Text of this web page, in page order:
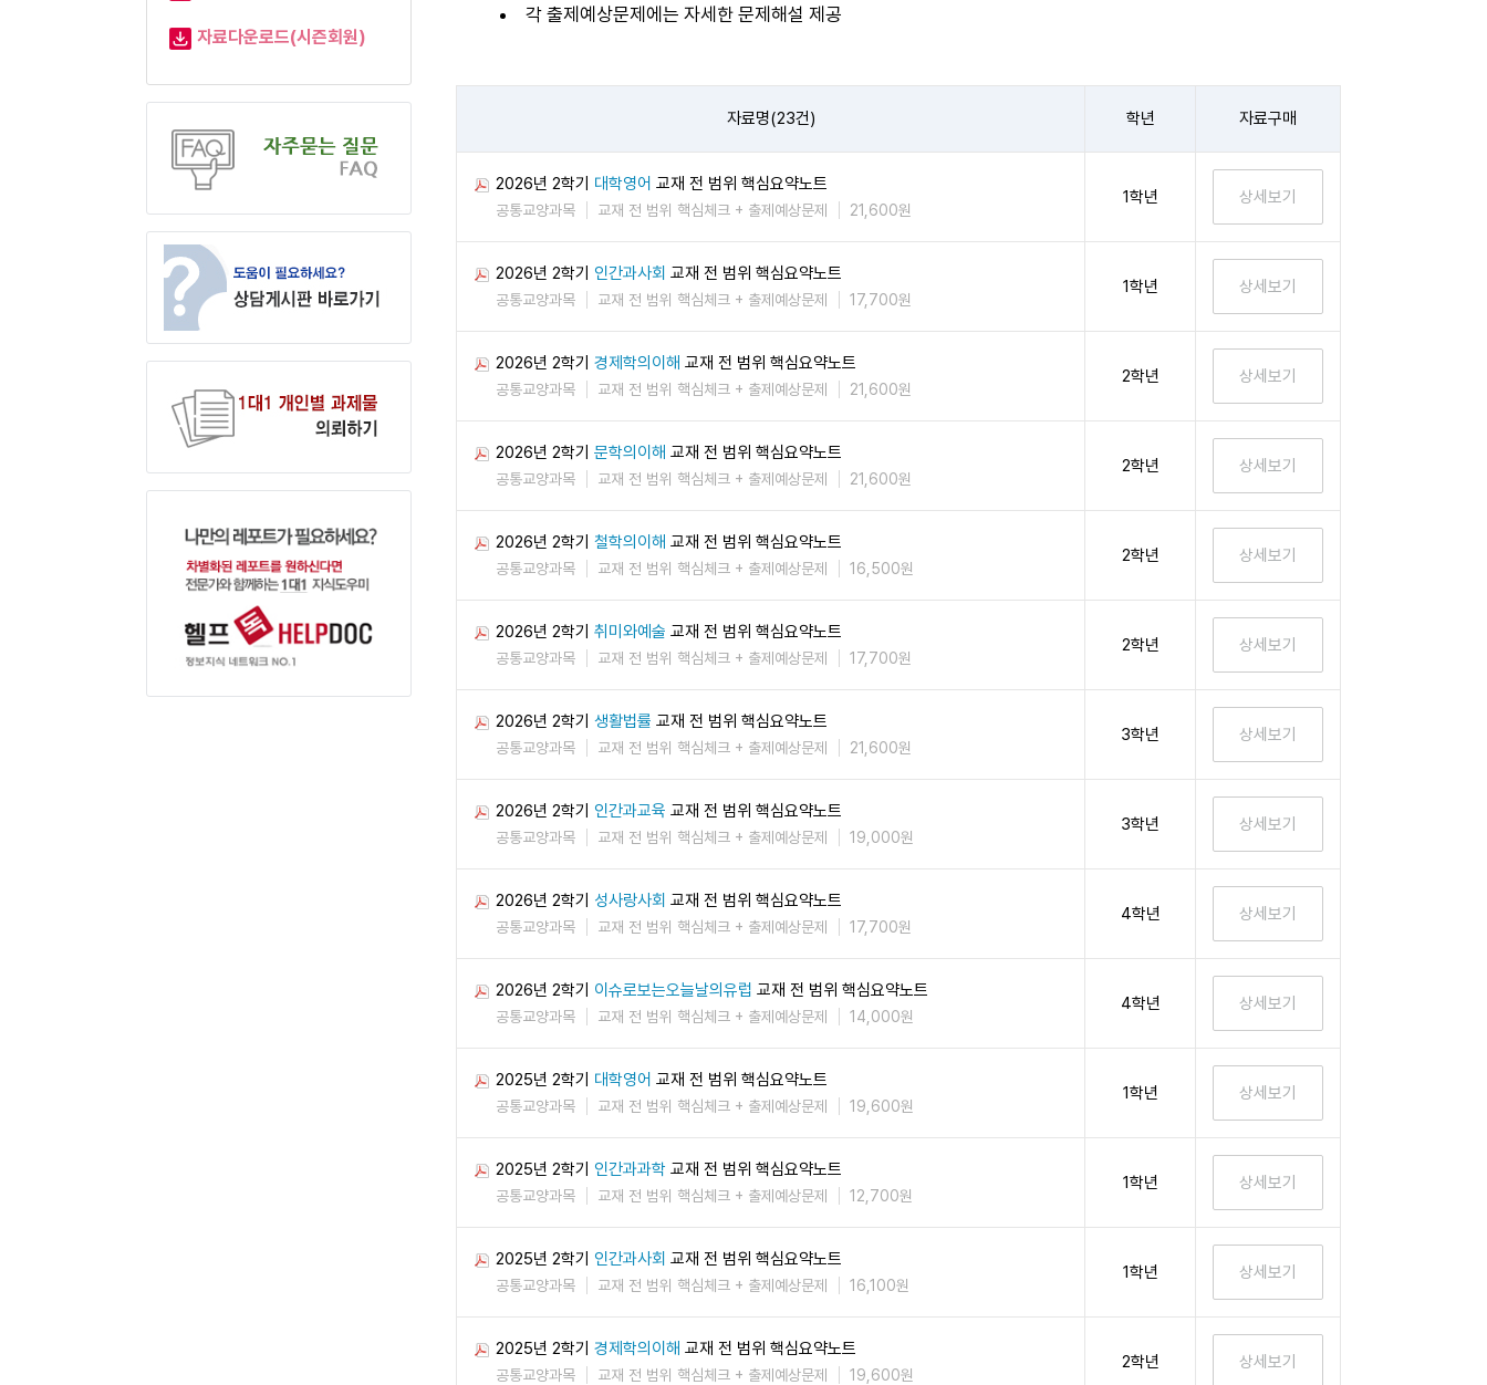
자료다운로드(시즌회원)
각 출제예상문제에는 자세한 문제해설 제공
자료명(23건) 학년 자료구매
2026년 2학기 대학영어 교재 전 범위 핵심요약노트
공통교양과목 교재 전 범위 핵심체크 + 출제예상문제 21,600원
1학년
2026년 2학기 인간과사회 교재 전 범위 핵심요약노트
공통교양과목 교재 전 범위 핵심체크 + 출제예상문제 17,700원
1학년
2026년 2학기 경제학의이해 교재 전 범위 핵심요약노트
공통교양과목 교재 전 범위 핵심체크 + 출제예상문제 21,600원
2학년
2026년 2학기 문학의이해 교재 전 범위 핵심요약노트
공통교양과목 교재 전 범위 핵심체크 + 출제예상문제 21,600원
2학년
2026년 2학기 철학의이해 교재 전 범위 핵심요약노트
공통교양과목 교재 전 범위 핵심체크 + 출제예상문제 16,500원
2학년
2026년 2학기 취미와예술 교재 전 범위 핵심요약노트
공통교양과목 교재 전 범위 핵심체크 + 출제예상문제 17,700원
2학년
2026년 2학기 생활법률 교재 전 범위 핵심요약노트
공통교양과목 교재 전 범위 핵심체크 + 출제예상문제 21,600원
3학년
2026년 2학기 인간과교육 교재 전 범위 핵심요약노트
공통교양과목 교재 전 범위 핵심체크 + 출제예상문제 19,000원
3학년
2026년 2학기 성사랑사회 교재 전 범위 핵심요약노트
공통교양과목 교재 전 범위 핵심체크 + 출제예상문제 17,700원
4학년
2026년 2학기 이슈로보는오늘날의유럽 교재 전 범위 핵심요약노트
공통교양과목 교재 전 범위 핵심체크 + 출제예상문제 14,000원
4학년
2025년 2학기 대학영어 교재 전 범위 핵심요약노트
공통교양과목 교재 전 범위 핵심체크 + 출제예상문제 19,600원
1학년
2025년 2학기 인간과과학 교재 전 범위 핵심요약노트
공통교양과목 교재 전 범위 핵심체크 + 출제예상문제 12,700원
1학년
2025년 2학기 인간과사회 교재 전 범위 핵심요약노트
공통교양과목 교재 전 범위 핵심체크 + 출제예상문제 16,100원
1학년
2025년 2학기 경제학의이해 교재 전 범위 핵심요약노트
공통교양과목 교재 전 범위 핵심체크 + 출제예상문제 19,600원
2학년